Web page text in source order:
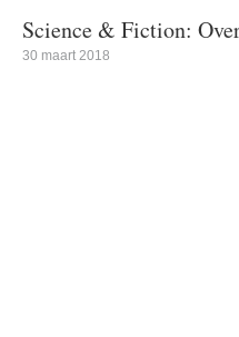
Science & Fiction:
30 maart 2018